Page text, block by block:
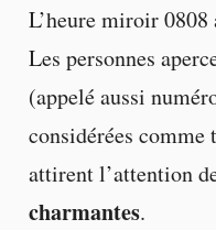
L’heure miroir
Les personnes
(appelé aussi
considérées comme
attirent l’attention
charmantes.